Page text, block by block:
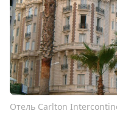
Отель Carlton